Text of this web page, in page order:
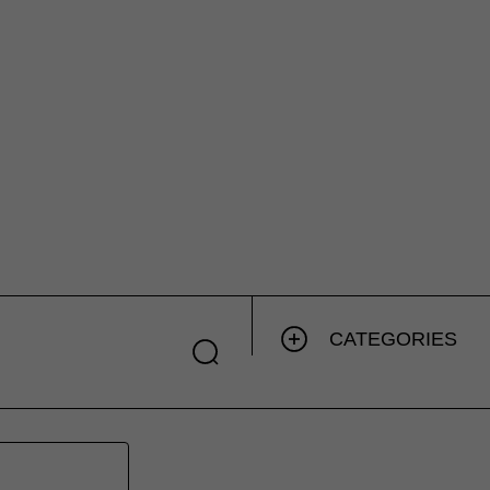
CATEGORIES